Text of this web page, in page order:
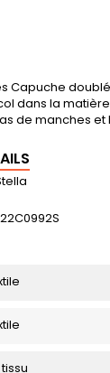
Capuche
dans la
de manches